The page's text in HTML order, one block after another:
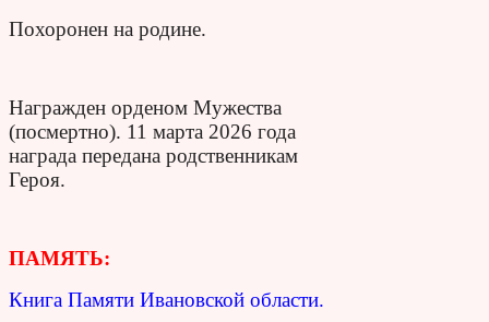
Похоронен на родине.
Награжден орденом Мужества
(посмертно). 11 марта 2026 года
награда передана родственникам
Героя.
ПАМЯТЬ:
Книга Памяти Ивановской области.